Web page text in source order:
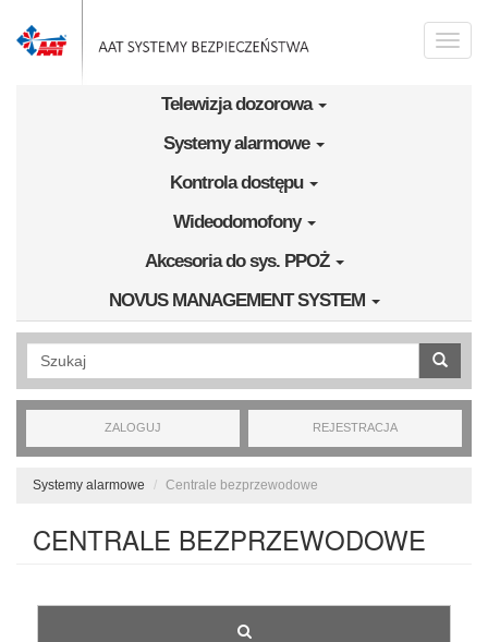
Toggle
Telewizja dozorowa
Systemy alarmowe
Kontrola dostępu
Wideodomofony
Akcesoria do sys. PPOŻ
NOVUS MANAGEMENT SYSTEM
Wyszukiwanie pełnotekstowe
ZALOGUJ REJESTRACJA
Systemy alarmowe Centrale bezprzewodowe
CENTRALE BEZPRZEWODOWE